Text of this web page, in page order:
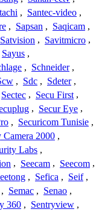
, Santec-video ,
, Sapsan , Saqicam ,
Satvision , Savitmicro ,
Sayus ,
, Schneider ,
, Sdc , Sdeter ,
Sectec , Secu First ,
, Secur Eye ,
, Securicom Tunisie ,
Camera 2000 ,
Labs ,
, Seecam , Seecom ,
, Sefica , Seif ,
, Semac , Senao ,
360 , Sentryview ,